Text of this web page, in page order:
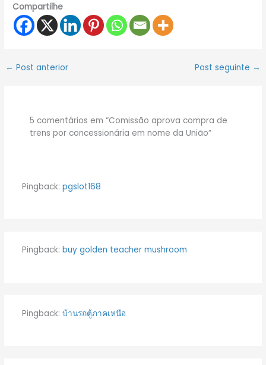
Compartilhe
← Post anterior Post seguinte →
5 comentários em “Comissão aprova compra de
trens por concessionária em nome da União”
Pingback: pgslot168
Pingback: buy golden teacher mushroom
Pingback: บ้านรถตู้ภาคเหนือ